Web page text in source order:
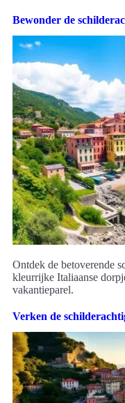
Bewonder de
Ontdek de betoverende
kleurrijke Italiaanse
vakantieparel.
Verken de